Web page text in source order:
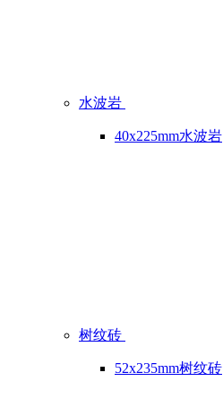
水波岩
40x225mm水波岩
树纹砖
52x235mm树纹砖